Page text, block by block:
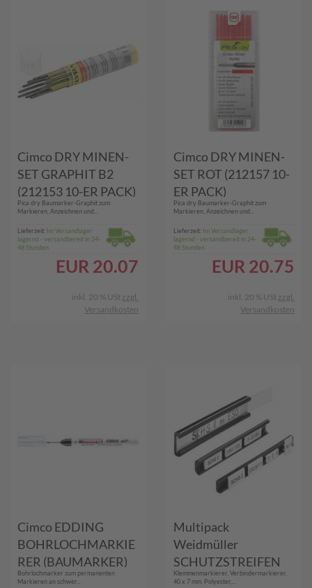
Cimco DRY MINEN-
SET GRAPHIT B2
(212153 10-ER PACK)
Pica dry Baumarker-Graphit zum
Markieren, Anzeichnen und...
Lieferzeit: Im Versandlager
lagernd - versandbereit in 24-
48 Stunden
EUR 20.07
inkl. 20 % USt zzgl.
Versandkosten
Cimco DRY MINEN-
SET ROT (212157 10-
ER PACK)
Pica dry Baumarker-Graphit zum
Markieren, Anzeichnen und...
Lieferzeit: Im Versandlager
lagernd - versandbereit in 24-
48 Stunden
EUR 20.75
inkl. 20 % USt zzgl.
Versandkosten
Cimco EDDING
BOHRLOCHMARKIE
RER (BAUMARKER)
Bohrlochmarker zum permanenten
Markieren an schwer...
Multipack
Weidmüller
SCHUTZSTREIFEN
F.SCHT 5S (163194
Klemmenmarkierer, Verbindermarkierer,
40 x 7 mm, Polyester,...